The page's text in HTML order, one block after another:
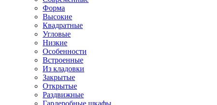
Форма
Высокие
Квадратные
Угловые
Низкие
Особенности
Встроенные
Из кладовки
Закрытые
Открытые
Раздвижные
Гардеробные шкафы